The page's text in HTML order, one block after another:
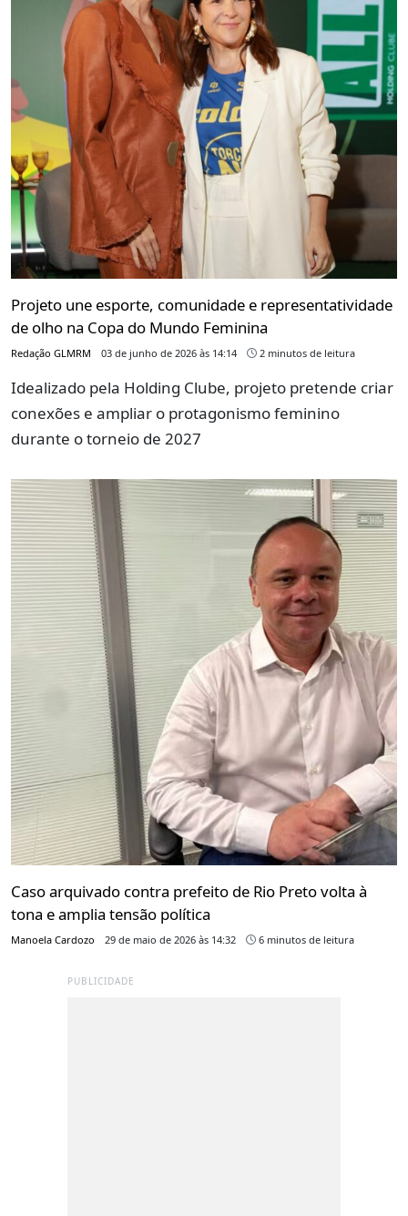
Projeto une esporte, comunidade e representatividade
de olho na Copa do Mundo Feminina
Redação GLMRM 03 de junho de 2026 às 14:14 2 minutos de leitura
Idealizado pela Holding Clube, projeto pretende criar
conexões e ampliar o protagonismo feminino
durante o torneio de 2027
Caso arquivado contra prefeito de Rio Preto volta à
tona e amplia tensão política
Manoela Cardozo 29 de maio de 2026 às 14:32 6 minutos de leitura
PUBLICIDADE